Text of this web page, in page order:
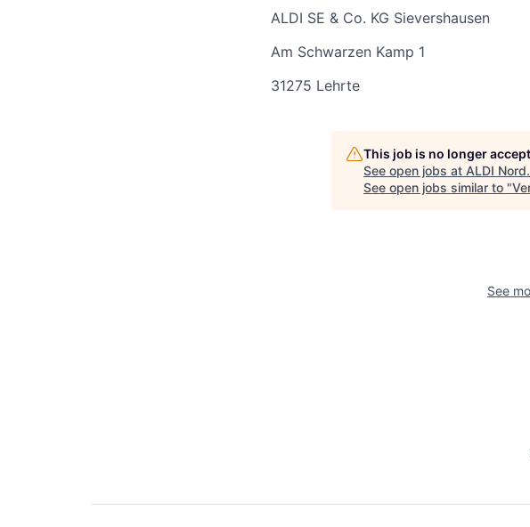
ALDI SE & Co. KG Sievershausen
Am Schwarzen Kamp 1
31275 Lehrte
This job is no longer
See open jobs at ALDI Nord.
See open jobs similar to "
See